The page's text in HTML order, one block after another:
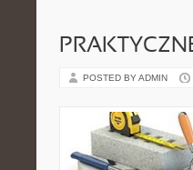
POSTED BY ADMIN